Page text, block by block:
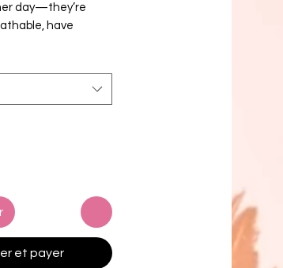
day—they’re
have
inner liner. Get
polyester, 8%
90% polyester,
by 5%): 5.13
repellent
et payer